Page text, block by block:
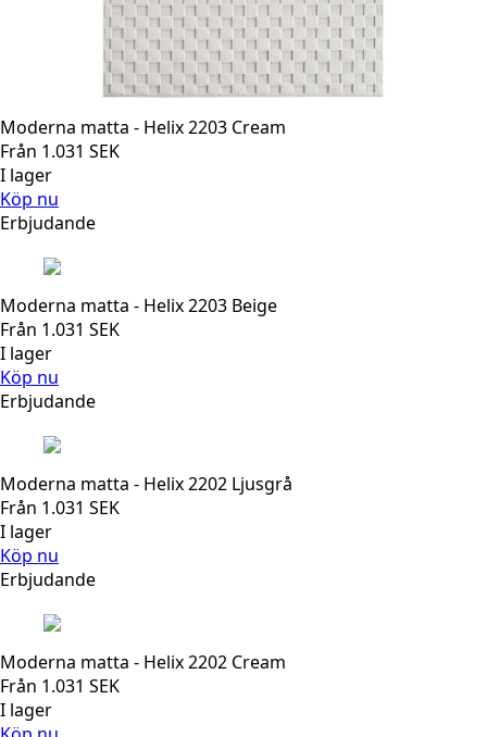
Moderna matta - Helix 2203 Cream
Från 1.031 SEK
I lager
Köp nu
Erbjudande
Moderna matta - Helix 2203 Beige
Från 1.031 SEK
I lager
Köp nu
Erbjudande
Moderna matta - Helix 2202 Ljusgrå
Från 1.031 SEK
I lager
Köp nu
Erbjudande
Moderna matta - Helix 2202 Cream
Från 1.031 SEK
I lager